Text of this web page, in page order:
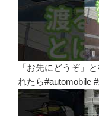
「お先にどうぞ」
れたら#automobile